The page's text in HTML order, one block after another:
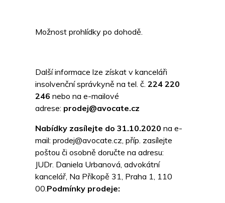
Možnost prohlídky po dohodě.
Další informace lze získat v kanceláři
insolvenční správkyně na tel. č. 224 220
246 nebo na e-mailové
adrese: prodej@avocate.cz
Nabídky zasílejte do 31.10.2020 na e-
mail: prodej@avocate.cz, příp. zasílejte
poštou či osobně doručte na adresu:
JUDr. Daniela Urbanová, advokátní
kancelář, Na Příkopě 31, Praha 1, 110
00.Podmínky prodeje: